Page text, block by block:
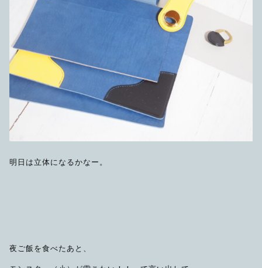
明日は立体になるかなー。
夜ご飯を食べたあと、